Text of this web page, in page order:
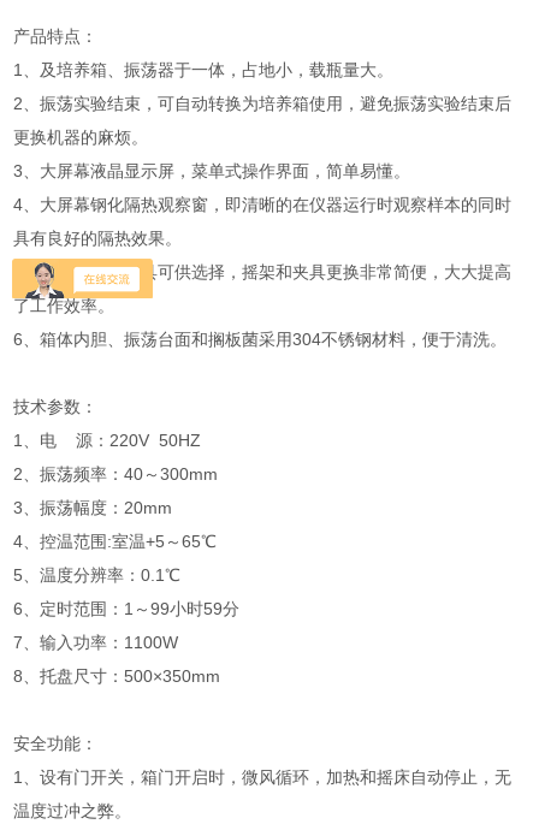
产品特点：
1、及培养箱、振荡器于一体，占地小，载瓶量大。
2、振荡实验结束，可自动转换为培养箱使用，避免振荡实验结束后
更换机器的麻烦。
3、大屏幕液晶显示屏，菜单式操作界面，简单易懂。
4、大屏幕钢化隔热观察窗，即清晰的在仪器运行时观察样本的同时
具有良好的隔热效果。
5、多种摇架和夹具可供选择，摇架和夹具更换非常简便，大大提高
了工作效率。
6、箱体内胆、振荡台面和搁板菌采用304不锈钢材料，便于清洗。
技术参数：
1、电 源：220V 50HZ
2、振荡频率：40～300mm
3、振荡幅度：20mm
4、控温范围:室温+5～65℃
5、温度分辨率：0.1℃
6、定时范围：1～99小时59分
7、输入功率：1100W
8、托盘尺寸：500×350mm
安全功能：
1、设有门开关，箱门开启时，微风循环，加热和摇床自动停止，无
温度过冲之弊。